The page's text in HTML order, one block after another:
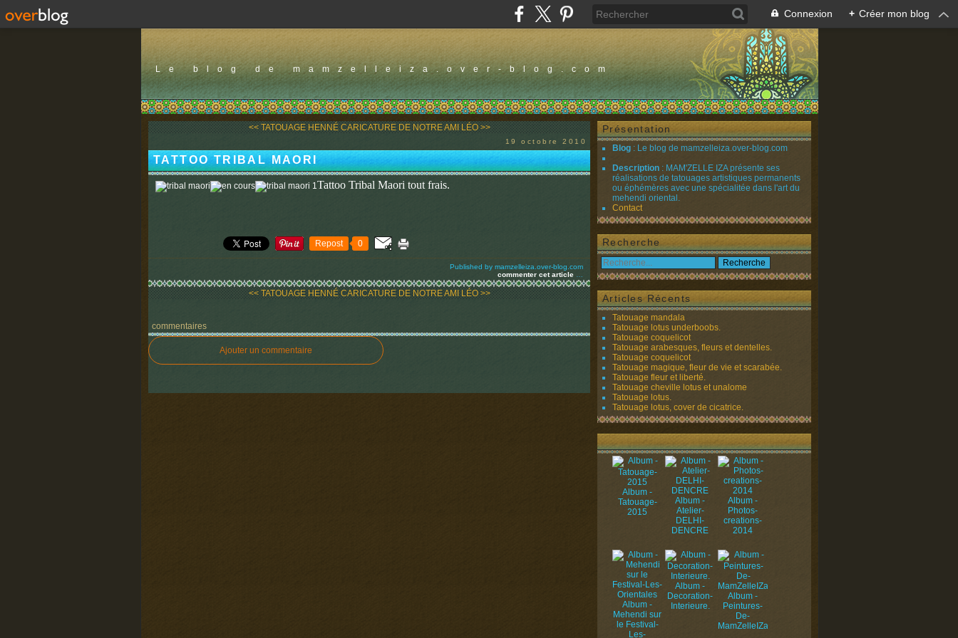
Connexion + Créer mon blog
Le blog de mamzelleiza.over-blog.com
<< TATOUAGE HENNÉ CARICATURE DE NOTRE AMI LÉO >>
19 octobre 2010
TATTOO TRIBAL MAORI
Tattoo Tribal Maori tout frais.
Repost 0
Published by mamzelleiza.over-blog.com
commenter cet article
<< TATOUAGE HENNÉ CARICATURE DE NOTRE AMI LÉO >>
commentaires
Ajouter un commentaire
Présentation
Blog : Le blog de mamzelleiza.over-blog.com
Description : MAM'ZELLE IZA présente ses
réalisations de tatouages artistiques permanents
ou éphémères avec une spécialitée dans l'art du
mehendi oriental.
Contact
Recherche
Articles Récents
Tatouage mandala
Tatouage lotus underboobs.
Tatouage coquelicot
Tatouage arabesques, fleurs et dentelles.
Tatouage coquelicot
Tatouage magique, fleur de vie et scarabée.
Tatouage fleur et liberté.
Tatouage cheville lotus et unalome
Tatouage lotus.
Tatouage lotus, cover de cicatrice.
Album -
Tatouage-
2015
Album -
Atelier-
DELHI-
DENCRE
Album -
Photos-
creations-
2014
Album -
Mehendi sur
le Festival-
Les-
Album -
Decoration-
Interieure.
Album -
Peintures-
De-
MamZelleIZa